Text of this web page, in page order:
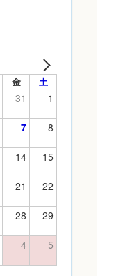
金 土
31 1
7 8
14 15
21 22
28 29
4 5